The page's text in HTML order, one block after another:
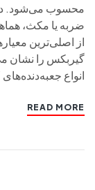
محسوب می‌شود. در
ضربه یا مکث،
از اصلی‌ترین
گیربکس را نشان
انواع جعبه‌دنده‌های AMT، […]
READ MORE